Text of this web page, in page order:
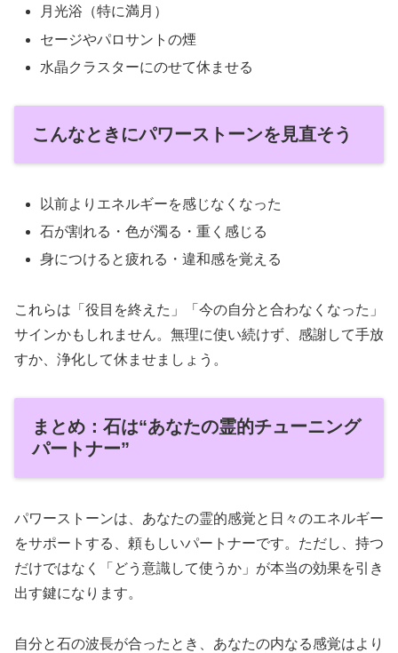
月光浴（特に満月）
セージやパロサントの煙
水晶クラスターにのせて休ませる
こんなときにパワーストーンを見直そう
以前よりエネルギーを感じなくなった
石が割れる・色が濁る・重く感じる
身につけると疲れる・違和感を覚える
これらは「役目を終えた」「今の自分と合わなくなった」
サインかもしれません。無理に使い続けず、感謝して手放
すか、浄化して休ませましょう。
まとめ：石は“あなたの霊的チューニング
パートナー”
パワーストーンは、あなたの霊的感覚と日々のエネルギー
をサポートする、頼もしいパートナーです。ただし、持つ
だけではなく「どう意識して使うか」が本当の効果を引き
出す鍵になります。
自分と石の波長が合ったとき、あなたの内なる感覚はより